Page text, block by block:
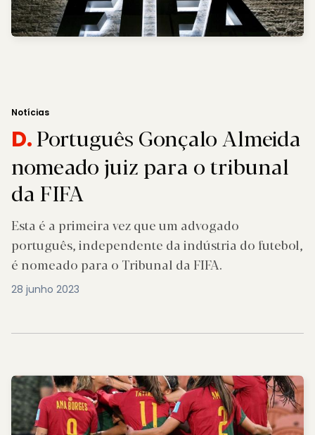
Notícias
D.Português Gonçalo Almeida
nomeado juiz para o tribunal
da FIFA
Esta é a primeira vez que um advogado
português, independente da indústria do futebol,
é nomeado para o Tribunal da FIFA.
28 junho 2023